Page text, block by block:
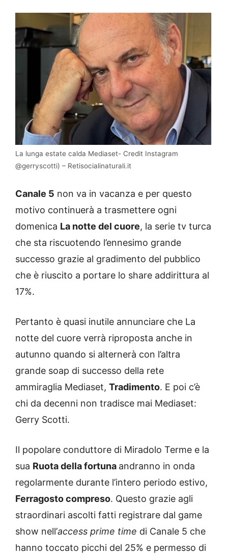
La lunga estate calda Mediaset- Credit Instagram
@gerryscotti) – Retisocialinaturali.it
Canale 5 non va in vacanza e per questo
motivo continuerà a trasmettere ogni
domenica La notte del cuore, la serie tv turca
che sta riscuotendo l’ennesimo grande
successo grazie al gradimento del pubblico
che è riuscito a portare lo share addirittura al
17%.
Pertanto è quasi inutile annunciare che La
notte del cuore verrà riproposta anche in
autunno quando si alternerà con l’altra
grande soap di successo della rete
ammiraglia Mediaset, Tradimento. E poi c’è
chi da decenni non tradisce mai Mediaset:
Gerry Scotti.
Il popolare conduttore di Miradolo Terme e la
sua Ruota della fortuna andranno in onda
regolarmente durante l’intero periodo estivo,
Ferragosto compreso. Questo grazie agli
straordinari ascolti fatti registrare dal game
show nell’access prime time di Canale 5 che
hanno toccato picchi del 25% e permesso di